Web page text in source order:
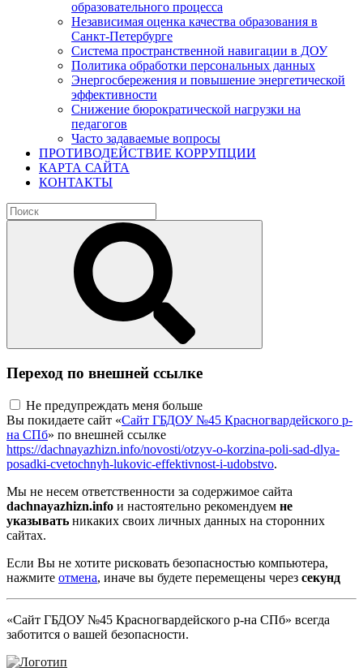
образовательного процесса
Независимая оценка качества образования в
Санкт-Петербурге
Система пространственной навигации в ДОУ
Политика обработки персональных данных
Энергосбережения и повышение энергетической
эффективности
Снижение бюрократической нагрузки на
педагогов
Часто задаваемые вопросы
ПРОТИВОДЕЙСТВИЕ КОРРУПЦИИ
КАРТА САЙТА
КОНТАКТЫ
Переход по внешней ссылке
Не предупреждать меня больше
Вы покидаете сайт «Сайт ГБДОУ №45 Красногвардейского р-
на СПб» по внешней ссылке
https://dachnayazhizn.info/novosti/otzyv-o-korzina-poli-sad-dlya-
posadki-cvetochnyh-lukovic-effektivnost-i-udobstvo.
Мы не несем ответственности за содержимое сайта
dachnayazhizn.info и настоятельно рекомендуем не
указывать никаких своих личных данных на сторонних
сайтах.
Если Вы не хотите рисковать безопасностью компьютера,
нажмите отмена, иначе вы будете перемещены через секунд
«Сайт ГБДОУ №45 Красногвардейского р-на СПб» всегда
заботится о вашей безопасности.